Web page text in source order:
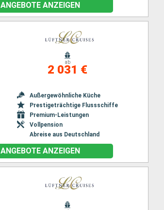
ANGEBOTE ANZEIGEN
ab
2 031 €
Außergewöhnliche Küche
Prestigeträchtige Flussschiffe
Premium-Leistungen
Vollpension
Abreise aus Deutschland
ANGEBOTE ANZEIGEN